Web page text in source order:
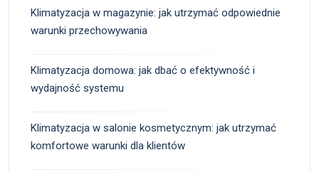
Klimatyzacja w magazynie: jak utrzymać odpowiednie
warunki przechowywania
Klimatyzacja domowa: jak dbać o efektywność i
wydajność systemu
Klimatyzacja w salonie kosmetycznym: jak utrzymać
komfortowe warunki dla klientów